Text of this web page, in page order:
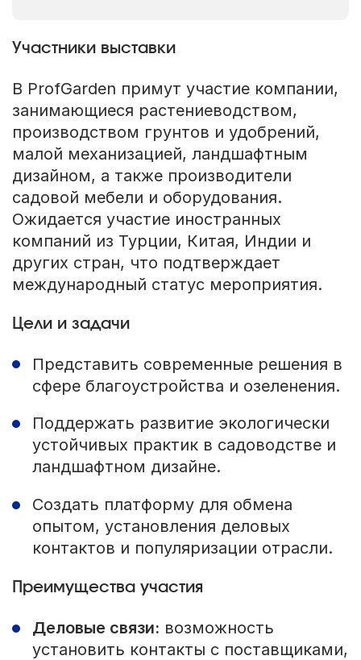
Участники выставки
В ProfGarden примут участие компании,
занимающиеся растениеводством,
производством грунтов и удобрений,
малой механизацией, ландшафтным
дизайном, а также производители
садовой мебели и оборудования.
Ожидается участие иностранных
компаний из Турции, Китая, Индии и
других стран, что подтверждает
международный статус мероприятия.
Цели и задачи
Представить современные решения в
сфере благоустройства и озеленения.
Поддержать развитие экологически
устойчивых практик в садоводстве и
ландшафтном дизайне.
Создать платформу для обмена
опытом, установления деловых
контактов и популяризации отрасли.
Преимущества участия
Деловые связи: возможность
установить контакты с поставщиками,